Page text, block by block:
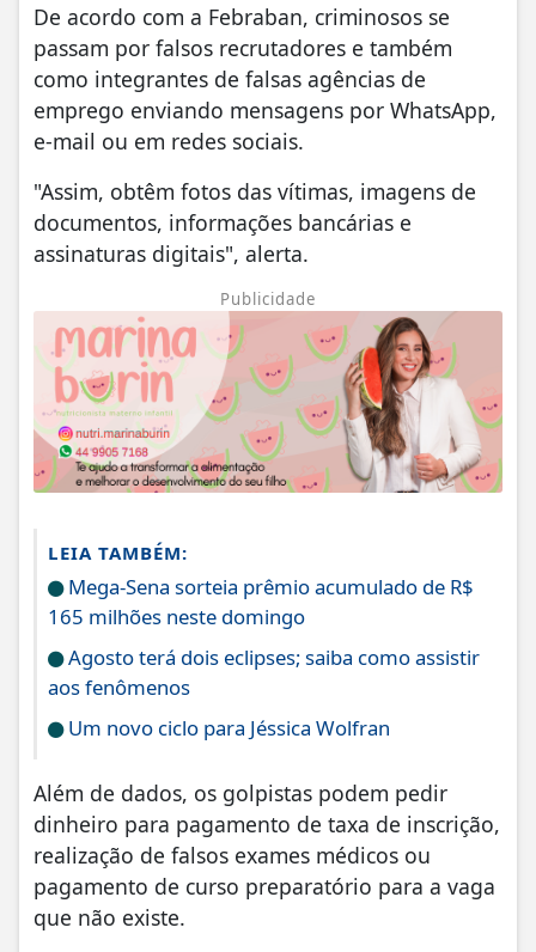
De acordo com a Febraban, criminosos se
passam por falsos recrutadores e também
como integrantes de falsas agências de
emprego enviando mensagens por WhatsApp,
e-mail ou em redes sociais.
"Assim, obtêm fotos das vítimas, imagens de
documentos, informações bancárias e
assinaturas digitais", alerta.
Publicidade
LEIA TAMBÉM:
Mega-Sena sorteia prêmio acumulado de R$
165 milhões neste domingo
Agosto terá dois eclipses; saiba como assistir
aos fenômenos
Um novo ciclo para Jéssica Wolfran
Além de dados, os golpistas podem pedir
dinheiro para pagamento de taxa de inscrição,
realização de falsos exames médicos ou
pagamento de curso preparatório para a vaga
que não existe.